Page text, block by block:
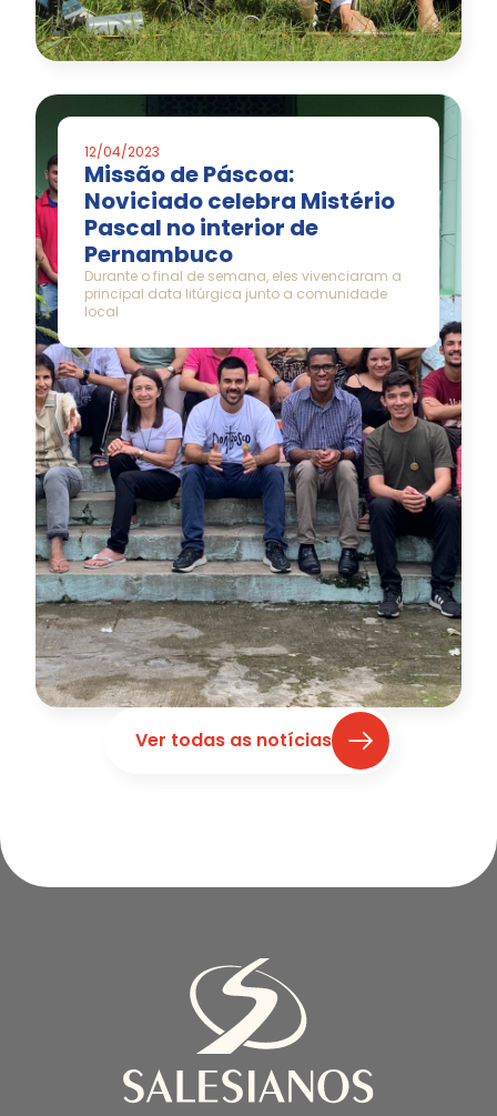
12/04/2023
Missão de Páscoa:
Noviciado celebra Mistério
Pascal no interior de
Pernambuco
Durante o final de semana, eles vivenciaram a
principal data litúrgica junto a comunidade
local
Ver todas as notícias